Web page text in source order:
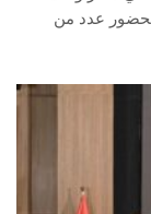
بحضور عدد من